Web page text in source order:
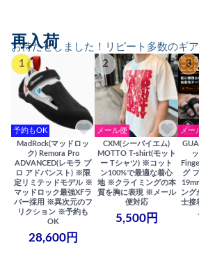
お待たせしました！リピート多数のギ
再入荷
1
予約もOK
MadRock(マッドロッ
ク) Remora Pro
ADVANCED(レモラ プ
ロ アドバンスト) ※限
定リミテッドモデル ※
マッドロック最強XFラ
バー採用 ※異次元のフ
リクション ※予約も
OK
28,600円
2
メール便
CXM(シーバイエム)
MOTTO T-shirt(モット
ー Tシャツ) ※コット
ン100%で最適な着心
地 ※クライミングの本
質を胸に表現 ※メール
便対応
5,500円
3
メー
グ
ング
士接